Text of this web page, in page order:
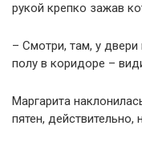
рукой крепко зажав
– Смотри, там, у
полу в коридоре –
Маргарита
пятен,